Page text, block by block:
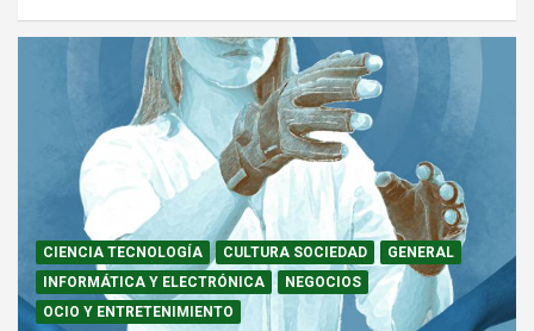
CIENCIA TECNOLOGÍA CULTURA SOCIEDAD
GENERAL
INFORMÁTICA Y ELECTRÓNICA
NEGOCIOS
OCIO Y ENTRETENIMIENTO